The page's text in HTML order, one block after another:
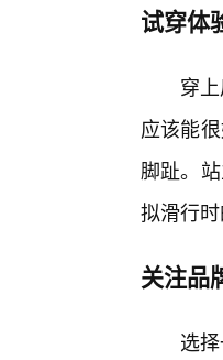
试穿体
穿
应该能
脚趾。
拟滑行
关注品
选